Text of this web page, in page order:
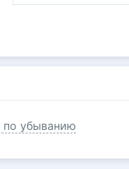
по убыванию